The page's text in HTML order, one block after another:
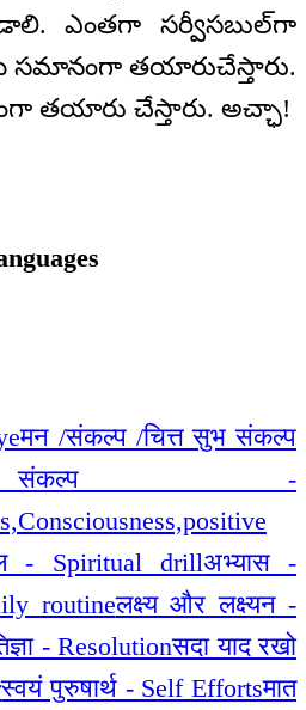
ఎంతగా సర్వీసబుల్‌గా
తయారుచేస్తారు.
తయారు చేస్తారు. అచ్ఛా!
मन /संकल्प /चित्त सुभ संकल्प
-
- Spiritual drillअभ्यास -
routineलक्ष्य और लक्ष्यन -
- Resolutionसदा याद रखो
स्वयं पुरुषार्थ - Self Effortsमात